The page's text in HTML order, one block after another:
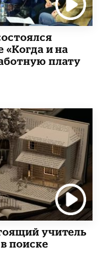
«Когда и на
плату
учитель
поиске